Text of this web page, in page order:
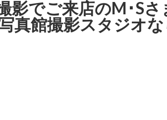
影でご来店のM･S
真館撮影スタジオ